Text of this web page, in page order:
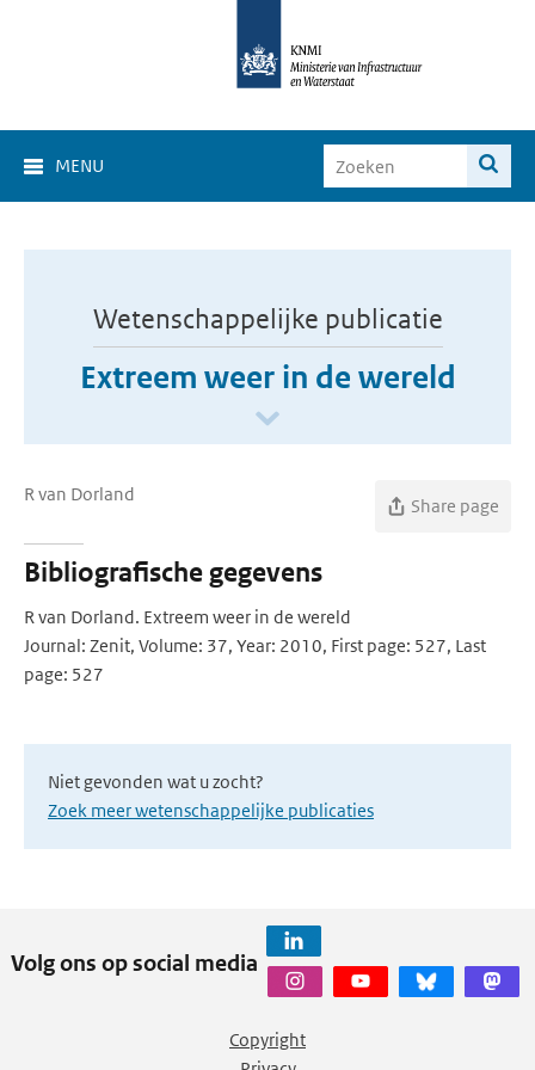
MENU
Wetenschappelijke publicatie
Extreem weer in de wereld
R van Dorland
Share page
Bibliografische gegevens
R van Dorland. Extreem weer in de wereld
Journal: Zenit, Volume: 37, Year: 2010, First page: 527, Last
page: 527
Niet gevonden wat u zocht?
Zoek meer wetenschappelijke publicaties
Volg ons op social media
Copyright